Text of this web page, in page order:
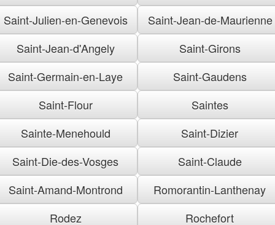
Saint-Julien-en-Genevois
Saint-Jean-de-Maurienne
Saint-Jean-d'Angely
Saint-Girons
Saint-Germain-en-Laye
Saint-Gaudens
Saint-Flour
Saintes
Sainte-Menehould
Saint-Dizier
Saint-Die-des-Vosges
Saint-Claude
Saint-Amand-Montrond
Romorantin-Lanthenay
Rodez
Rochefort